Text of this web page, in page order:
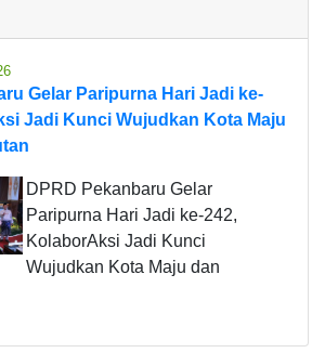
Gelar Paripurna Hari Jadi ke-
Jadi Kunci Wujudkan Kota Maju
DPRD Pekanbaru Gelar
Paripurna Hari Jadi ke-242,
KolaborAksi Jadi Kunci
Wujudkan Kota Maju dan